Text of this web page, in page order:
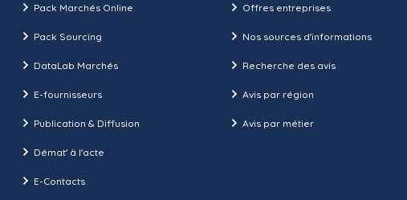
Pack Marchés Online
Pack Sourcing
DataLab Marchés
E-fournisseurs
Publication & Diffusion
Démat' à l'acte
E-Contacts
Offres entreprises
Nos sources d'informations
Recherche des avis
Avis par région
Avis par métier